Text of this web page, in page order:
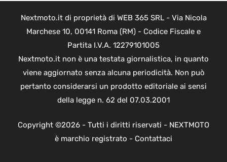
Nextmoto.it di proprietà di WEB 365 SRL - Via Nicola
Marchese 10, 00141 Roma (RM) - Codice Fiscale e
Partita I.V.A. 12279101005
Nextmoto.it non è una testata giornalistica, in quanto
viene aggiornato senza alcuna periodicità. Non può
pertanto considerarsi un prodotto editoriale ai sensi
della legge n. 62 del 07.03.2001
Copyright ©2026 - Tutti i diritti riservati - NEXTMOTO
è marchio registrato - Contattaci